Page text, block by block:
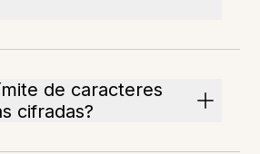
de caracteres
cifradas?